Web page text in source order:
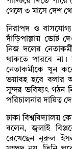
গেলে ৩ মাসে দেশ
নিরাপদ ও
দাঁড়িপাল্লায় ভোট
নিজ দলের
থাকতে পারবে
নেতাকর্মীকে খুন
ভয়াবহ হবে বলার
সুন্দর ভবিষ্যৎ গঠন
পরিচালনার দায়িত্ব
ঢাকা বিশ্ববিদ্যালয়
বলেন, জুলাই
রেখেছেন নূরুল